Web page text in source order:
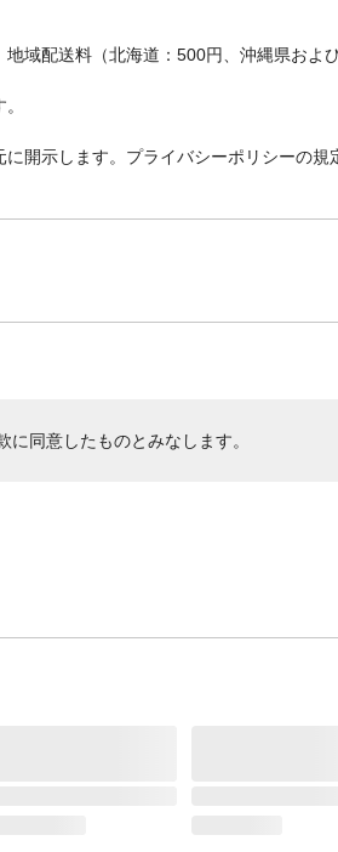
域配送料（北海道：500円、沖縄県お
開示します。プライバシーポリシーの規
同意したものとみなします。